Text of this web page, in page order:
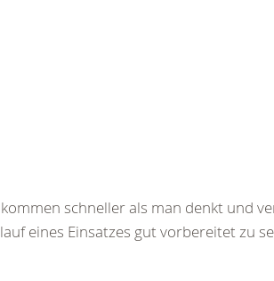
schneller als man denkt und
eines Einsatzes gut vorbereitet zu